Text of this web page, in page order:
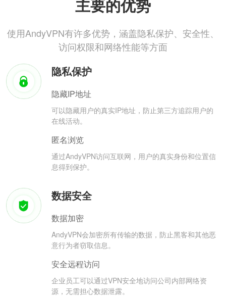
主要的优势
使用AndyVPN有许多优势，涵盖隐私保护、安全性、
访问权限和网络性能等方面
隐私保护
隐藏IP地址
可以隐藏用户的真实IP地址，防止第三方追踪用户的
在线活动。
匿名浏览
通过AndyVPN访问互联网，用户的真实身份和位置信
息得到保护。
数据安全
数据加密
AndyVPN会加密所有传输的数据，防止黑客和其他恶
意行为者窃取信息。
安全远程访问
企业员工可以通过VPN安全地访问公司内部网络资
源，无需担心数据泄露。